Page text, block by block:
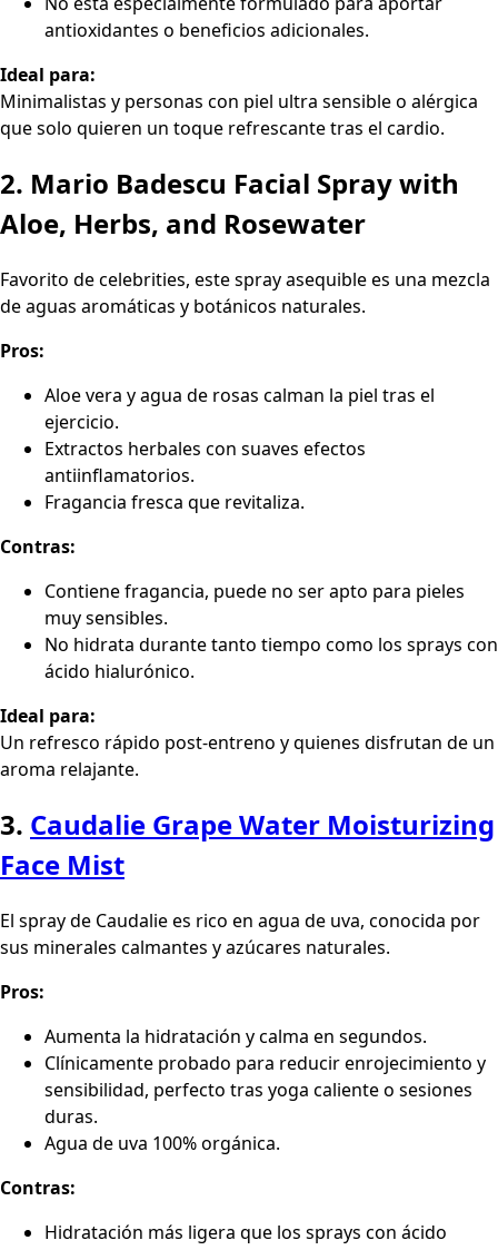
antioxidantes o beneficios adicionales.
Ideal para:
Minimalistas y personas con piel ultra sensible o alérgica
que solo quieren un toque refrescante tras el cardio.
2. Mario Badescu Facial Spray with
Aloe, Herbs, and Rosewater
Favorito de celebrities, este spray asequible es una mezcla
de aguas aromáticas y botánicos naturales.
Pros:
Aloe vera y agua de rosas calman la piel tras el
ejercicio.
Extractos herbales con suaves efectos
antiinflamatorios.
Fragancia fresca que revitaliza.
Contras:
Contiene fragancia, puede no ser apto para pieles
muy sensibles.
No hidrata durante tanto tiempo como los sprays con
ácido hialurónico.
Ideal para:
Un refresco rápido post-entreno y quienes disfrutan de un
aroma relajante.
3. Caudalie Grape Water Moisturizing
Face Mist
El spray de Caudalie es rico en agua de uva, conocida por
sus minerales calmantes y azúcares naturales.
Pros:
Aumenta la hidratación y calma en segundos.
Clínicamente probado para reducir enrojecimiento y
sensibilidad, perfecto tras yoga caliente o sesiones
duras.
Agua de uva 100% orgánica.
Contras:
Hidratación más ligera que los sprays con ácido